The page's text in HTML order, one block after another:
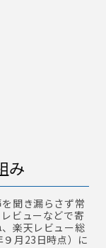
み
聞き漏らさず常
ビューなどで寄
楽天レビュー総
月23日時点）に